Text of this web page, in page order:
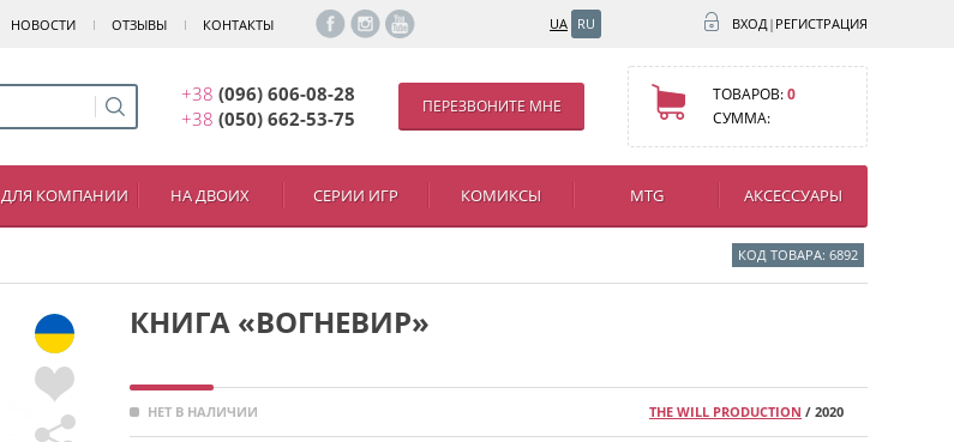
НОВОСТИ ОТЗЫВЫ КОНТАКТЫ UA RU ВХОД| РЕГИСТРАЦИЯ
+38 (096) 606-08-28
+38 (050) 662-53-75
ПЕРЕЗВОНИТЕ МНЕ
ТОВАРОВ:0
СУММА:
ДЛЯ КОМПАНИИ НА ДВОИХ СЕРИИ ИГР КОМИКСЫ MTG АКСЕССУАРЫ
КОД ТОВАРА: 6892
КНИГА «ВОГНЕВИР»
НЕТ В НАЛИЧИИ THE WILL PRODUCTION / 2020